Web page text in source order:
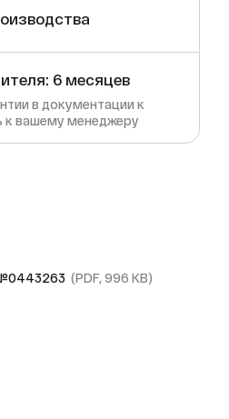
6 месяцев
в документации к
к вашему менеджеру
(PDF, 996 KB)